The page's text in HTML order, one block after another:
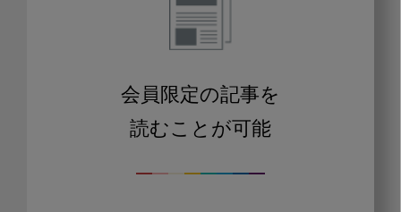
会員限定の記事を
読むことが可能